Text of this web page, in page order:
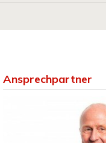
Ansprechpartner